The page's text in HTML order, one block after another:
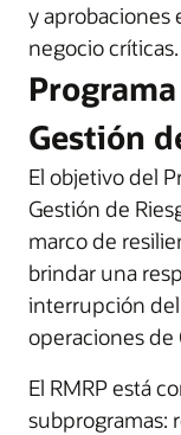
y aprobaciones
negocio críticas.
Gestión
El objetivo del
Gestión de
marco de
brindar una
interrupción
operaciones de
El RMRP está
subprogramas: